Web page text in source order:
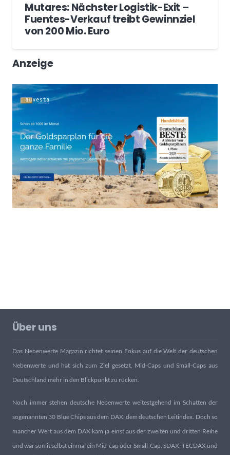
Mutares: Nächster Logistik-Exit –
Fuentes-Verkauf treibt Gewinnziel
von 200 Mio. Euro
Anzeige
Über uns
Das Nebenwerte Magazin richtet seinen Fokus auf die Welt der deutschen
Nebenwerte und hat sich zum Ziel gesetzt, Mid-Caps und Small-Caps aus
Deutschland mehr in den Blickpunkt zu rücken.
Noch immer stehen deutsche Nebenwerte weitestgehend im Schatten der
sogenannten 30 Blue Chips aus dem DAX, dem deutschen Leitindex. Doch so
mancher Wert aus dem DAX kam ja einst aus der zweiten und dritten Reihe
und war somit selbst einmal ein Mid-cap oder Small-Cap. SDAX, TECDAX und